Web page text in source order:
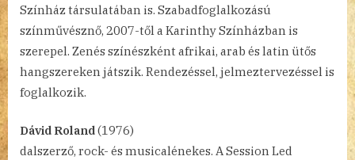
Színház társulatában is. Szabadfoglalkozású
színművésznő, 2007-től a Karinthy Színházban is
szerepel. Zenés színészként afrikai, arab és latin ütős
hangszereken játszik. Rendezéssel, jelmeztervezéssel is
foglalkozik.
Dávid Roland(1976)
dalszerző, rock- és musicalénekes. A Session Led